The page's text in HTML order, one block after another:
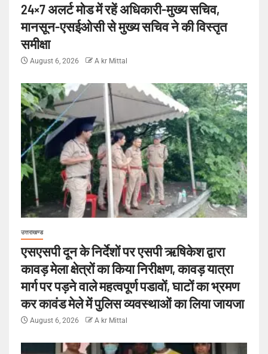
24×7 अलर्ट मोड में रहें अधिकारी-मुख्य सचिव,
मानसून-एसईओसी से मुख्य सचिव ने की विस्तृत
समीक्षा
August 6, 2026 A kr Mittal
उत्तराखण्ड
एसएसपी दून के निर्देशों पर एसपी ऋषिकेश द्वारा
कावड़ मेला क्षेत्रों का किया निरीक्षण, कावड़ यात्रा
मार्ग पर पड़ने वाले महत्वपूर्ण पडावों, घाटों का भ्रमण
कर कावंड मेले में पुलिस व्यवस्थाओं का लिया जायजा
August 6, 2026 A kr Mittal